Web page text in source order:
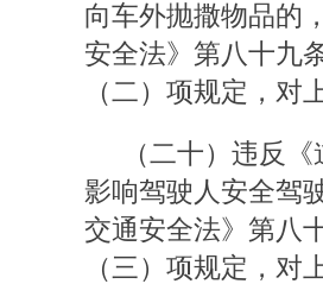
向车外抛撒物品的
安全法》第八十九
（二）项规定，对
（二十）违反
影响驾驶人安全驾
交通安全法》第八
（三）项规定，对